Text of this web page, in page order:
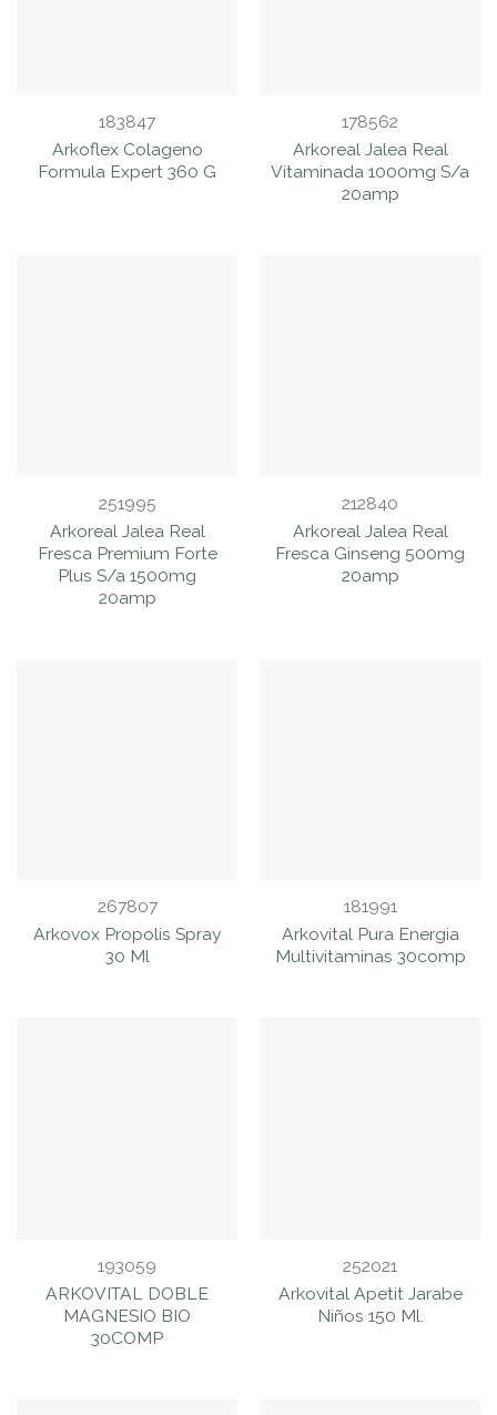
183847
Arkoflex Colageno
Formula Expert 360 G
178562
Arkoreal Jalea Real
Vitaminada 1000mg S/a
20amp
251995
Arkoreal Jalea Real
Fresca Premium Forte
Plus S/a 1500mg
20amp
212840
Arkoreal Jalea Real
Fresca Ginseng 500mg
20amp
267807
Arkovox Propolis Spray
30 Ml
181991
Arkovital Pura Energia
Multivitaminas 30comp
193059
ARKOVITAL DOBLE
MAGNESIO BIO
30COMP
252021
Arkovital Apetit Jarabe
Niños 150 Ml.